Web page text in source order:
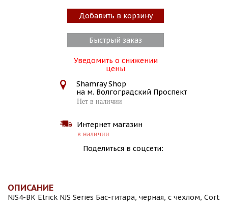
Добавить в корзину
Быстрый заказ
Уведомить о снижении
цены
Shamray Shop
на м. Волгоградский Проспект
Нет в наличии
Интернет магазин
в наличии
Поделиться в соцсети:
ОПИСАНИЕ
NJS4-BK Elrick NJS Series Бас-гитара, черная, с чехлом, Cort